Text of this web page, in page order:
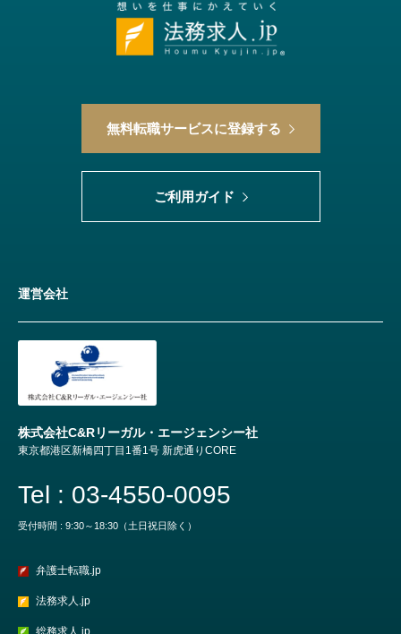
無料転職サービスに登録する
ご利用ガイド
弁護士転職.jp
法務求人.jp
総務求人.jp
運営会社
株式会社C&Rリーガル・エージェンシー社
東京都港区新橋四丁目1番1号 新虎通りCORE
Tel : 03-4550-0095
受付時間 : 9:30～18:30（土日祝日除く）